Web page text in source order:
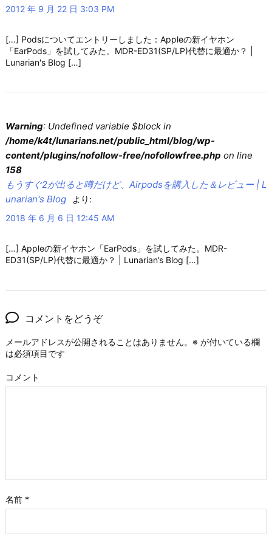
2012 年 9 月 22 日 3:03 PM
[…] Podsについてエントリーしました：Appleの新イヤホン
「EarPods」を試してみた。MDR-ED31(SP/LP)代替に最適か？ |
Lunarian's Blog […]
Warning: Undefined variable $block in
/home/k4t/lunarians.net/public_html/blog/wp-
content/plugins/nofollow-free/nofollowfree.php on line
158
もうすぐ2が出ると噂だけど、Airpodsを購入した＆レビュー | L
unarian's Blog
より:
2018 年 6 月 6 日 12:45 AM
[…] Appleの新イヤホン「EarPods」を試してみた。MDR-
ED31(SP/LP)代替に最適か？ | Lunarian’s Blog […]
コメントをどうぞ
メールアドレスが公開されることはありません。 ※ が付いている欄
は必須項目です
コメント
名前 *